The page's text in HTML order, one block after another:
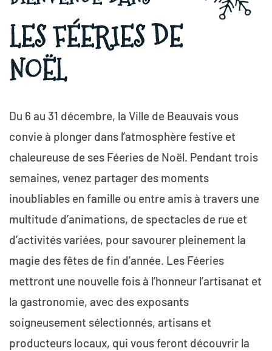
LES FÉERIES DE
NOËL
Du 6 au 31 décembre, la Ville de Beauvais vous
convie à plonger dans l’atmosphère festive et
chaleureuse de ses Féeries de Noël. Pendant trois
semaines, venez partager des moments
inoubliables en famille ou entre amis à travers une
multitude d’animations, de spectacles de rue et
d’activités variées, pour savourer pleinement la
magie des fêtes de fin d’année. Les Féeries
mettront une nouvelle fois à l’honneur l’artisanat et
la gastronomie, avec des exposants
soigneusement sélectionnés, artisans et
producteurs locaux, qui vous feront découvrir la